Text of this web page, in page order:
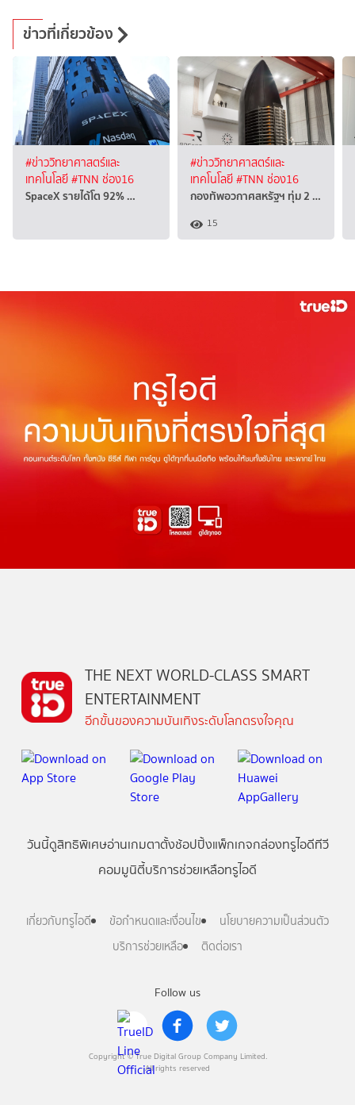
ข่าวที่เกี่ยวข้อง
#ข่าววิทยาศาสตร์และ
เทคโนโลยี#TNN ช่อง16
SpaceX รายได้โต 92% …
#ข่าววิทยาศาสตร์และ
เทคโนโลยี#TNN ช่อง16
กองทัพอวกาศสหรัฐฯ ทุ่ม 2 …
15
Follow us
Copyright © True Digital Group Company Limited.
All rights reserved
THE NEXT WORLD-CLASS SMART
ENTERTAINMENT
อีกขั้นของความบันเทิงระดับโลกตรงใจคุณ
วันนี้ดูสิทธิพิเศษอ่านเกมตาตั้งช้อปปิ้งแพ็กเกจกล่องทรูไอดีทีวี
คอมมูนิตี้บริการช่วยเหลือทรูไอดี
เกี่ยวกับทรูไอดี ข้อกำหนดและเงื่อนไข
นโยบายความเป็นส่วนตัว
บริการช่วยเหลือ
ติดต่อเรา